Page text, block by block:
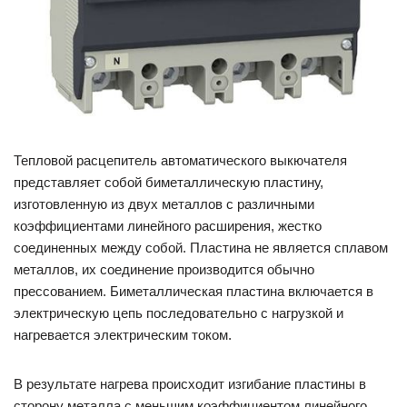
Тепловой расцепитель автоматического выкючателя
представляет собой биметаллическую пластину,
изготовленную из двух металлов с различными
коэффициентами линейного расширения, жестко
соединенных между собой. Пластина не является сплавом
металлов, их соединение производится обычно
прессованием. Биметаллическая пластина включается в
электрическую цепь последовательно с нагрузкой и
нагревается электрическим током.
В результате нагрева происходит изгибание пластины в